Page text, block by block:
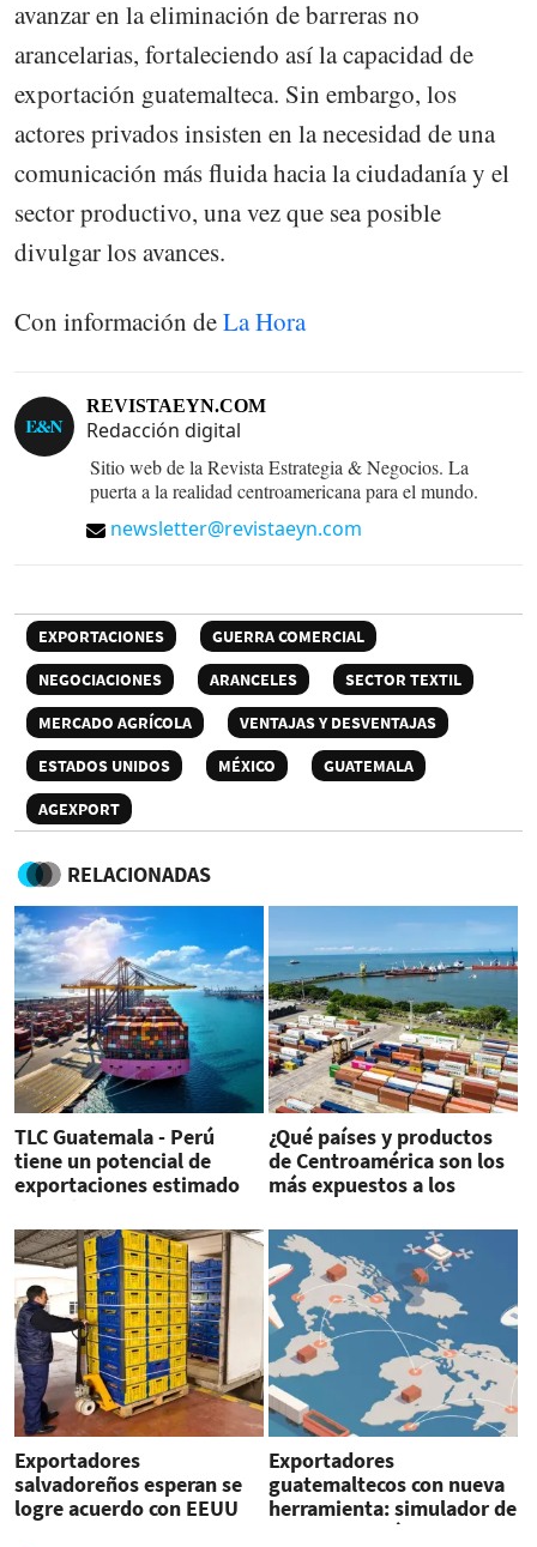
avanzar en la eliminación de barreras no
arancelarias, fortaleciendo así la capacidad de
exportación guatemalteca. Sin embargo, los
actores privados insisten en la necesidad de una
comunicación más fluida hacia la ciudadanía y el
sector productivo, una vez que sea posible
divulgar los avances.
Con información deLa Hora
REVISTAEYN.COM
Redacción digital
Sitio web de la Revista Estrategia & Negocios. La
puerta a la realidad centroamericana para el mundo.
newsletter@revistaeyn.com
EXPORTACIONES
GUERRA COMERCIAL
NEGOCIACIONES
ARANCELES
SECTOR TEXTIL
MERCADO AGRÍCOLA
VENTAJAS Y DESVENTAJAS
ESTADOS UNIDOS
MÉXICO
GUATEMALA
AGEXPORT
RELACIONADAS
TLC Guatemala - Perú
tiene un potencial de
exportaciones estimado
el país centroamericano
¿Qué países y productos
de Centroamérica son los
más expuestos a los
Exportadores
salvadoreños esperan se
logre acuerdo con EEUU
Exportadores
guatemaltecos con nueva
herramienta: simulador de
aranceles en línea